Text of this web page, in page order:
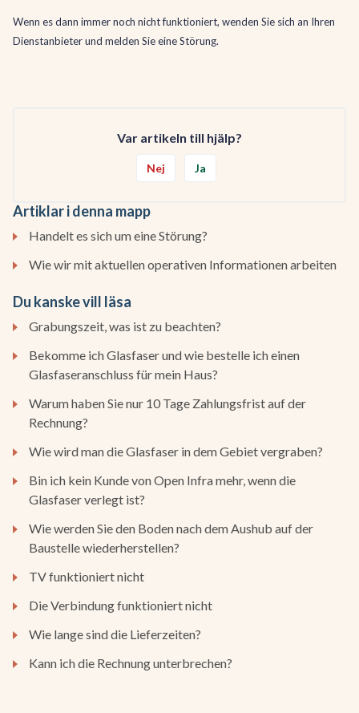
Wenn es dann immer noch nicht funktioniert, wenden Sie sich an Ihren
Dienstanbieter und melden Sie eine Störung.
Var artikeln till hjälp?
Nej Ja
Artiklar i denna mapp
Handelt es sich um eine Störung?
Wie wir mit aktuellen operativen Informationen arbeiten
Du kanske vill läsa
Grabungszeit, was ist zu beachten?
Bekomme ich Glasfaser und wie bestelle ich einen
Glasfaseranschluss für mein Haus?
Warum haben Sie nur 10 Tage Zahlungsfrist auf der
Rechnung?
Wie wird man die Glasfaser in dem Gebiet vergraben?
Bin ich kein Kunde von Open Infra mehr, wenn die
Glasfaser verlegt ist?
Wie werden Sie den Boden nach dem Aushub auf der
Baustelle wiederherstellen?
TV funktioniert nicht
Die Verbindung funktioniert nicht
Wie lange sind die Lieferzeiten?
Kann ich die Rechnung unterbrechen?